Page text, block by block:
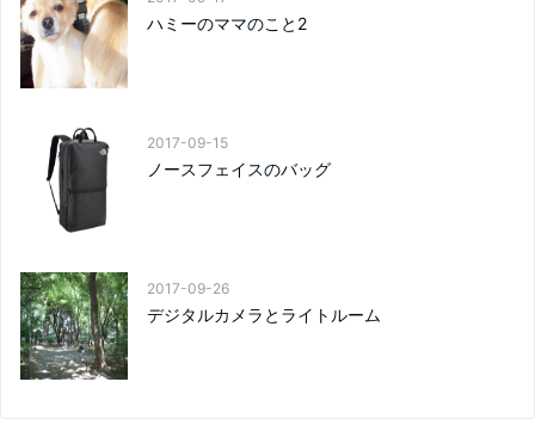
ハミーのママのこと2
2017-09-15
ノースフェイスのバッグ
2017-09-26
デジタルカメラとライトルーム